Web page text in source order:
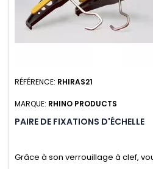
RÉFÉRENCE: RHIRAS21
MARQUE: RHINO PRODUCTS
PAIRE DE FIXATIONS D'ÉCHELLE
Grâce à son verrouillage à clef,